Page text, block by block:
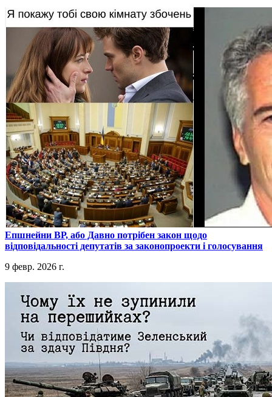
​Епшнейни ВР, або Давно потрібен закон щодо
відповідальності депутатів за законопроекти і голосування
9 февр. 2026 г.